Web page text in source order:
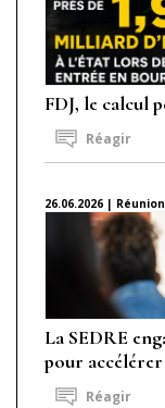
FDJ, le calcul
Réagir
26.06.2026 | Réunion
La SEDRE
pour accélérer
Réagir